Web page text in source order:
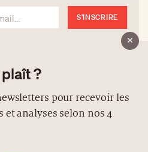
S'INSCRIRE
?
pour recevoir les
analyses selon nos 4